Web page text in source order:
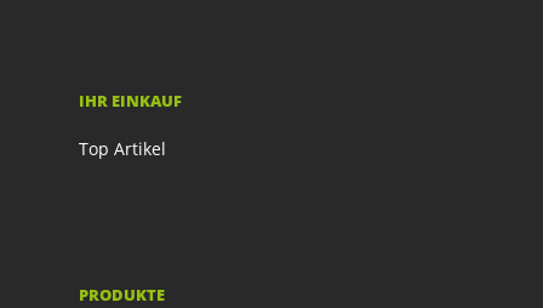
IHR EINKAUF
Top Artikel
PRODUKTE